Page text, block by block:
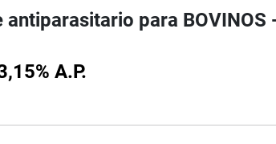
antiparasitario para BOVINOS
A.P.